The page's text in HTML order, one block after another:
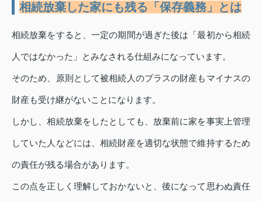
相続放棄した家にも残る「保存義務」とは
相続放棄をすると、一定の期間が過ぎた後は「最初から相続
人ではなかった」とみなされる仕組みになっています。
そのため、原則として被相続人のプラスの財産もマイナスの
財産も受け継がないことになります。
しかし、相続放棄をしたとしても、放棄前に家を事実上管理
していた人などには、相続財産を適切な状態で維持するため
の責任が残る場合があります。
この点を正しく理解しておかないと、後になって思わぬ責任